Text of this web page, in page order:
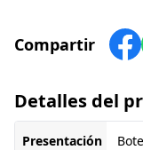
Compartir
Detalles del
Presentación